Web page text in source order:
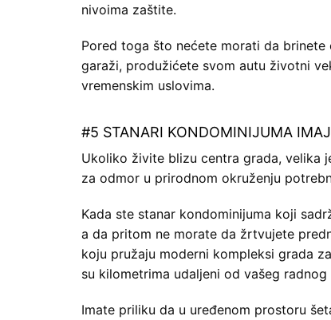
nivoima zaštite.
Pored toga što nećete morati da
garaži, produžićete svom autu životni
vremenskim uslovima.
#5 STANARI KONDOMINIJUMA
Ukoliko živite blizu centra grada, velika
za odmor u prirodnom okruženju
Kada ste stanar kondominijuma koji
a da pritom ne morate da žrtvujete
koju pružaju moderni kompleksi grada
su kilometrima udaljeni od vašeg
Imate priliku da u uređenom prostoru